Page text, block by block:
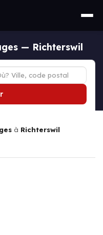
— Richterswil
à Richterswil